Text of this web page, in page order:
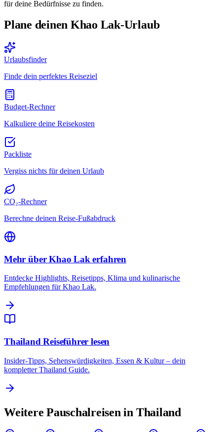
für deine Bedürfnisse zu finden.
Plane deinen Khao Lak-Urlaub
Urlaubsfinder
Finde dein perfektes Reiseziel
Budget-Rechner
Kalkuliere deine Reisekosten
Packliste
Vergiss nichts für deinen Urlaub
CO₂-Rechner
Berechne deinen Reise-Fußabdruck
Mehr über Khao Lak erfahren
Entdecke Highlights, Reisetipps, Klima und kulinarische
Empfehlungen für Khao Lak.
Thailand Reiseführer lesen
Insider-Tipps, Sehenswürdigkeiten, Essen & Kultur – dein
kompletter Thailand Guide.
Weitere Pauschalreisen in Thailand